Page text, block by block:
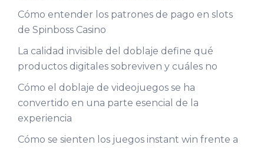
Cómo entender los patrones de pago en slots
de Spinboss Casino
La calidad invisible del doblaje define qué
productos digitales sobreviven y cuáles no
Cómo el doblaje de videojuegos se ha
convertido en una parte esencial de la
experiencia
Cómo se sienten los juegos instant win frente a